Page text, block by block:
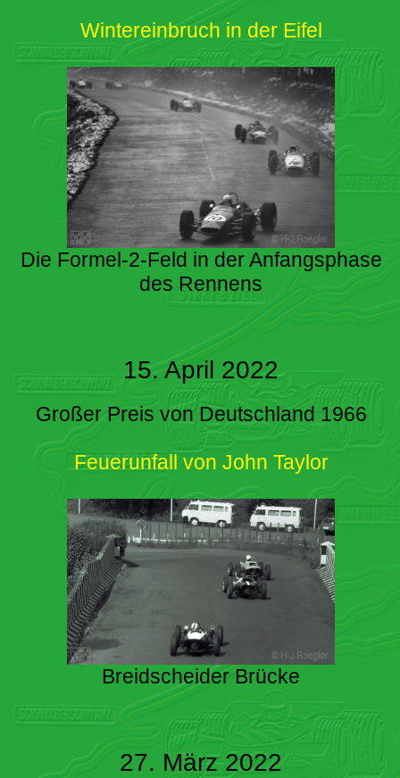
Wintereinbruch in der Eifel
Die Formel-2-Feld in der Anfangsphase
des Rennens
15. April 2022
Großer Preis von Deutschland 1966
Feuerunfall von John Taylor
Breidscheider Brücke
27. März 2022